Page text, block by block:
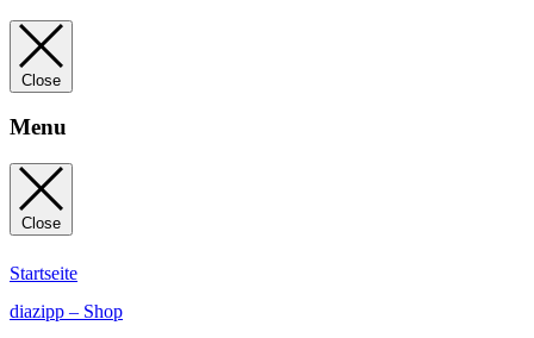
Close
Menu
Close
Startseite
diazipp – Shop